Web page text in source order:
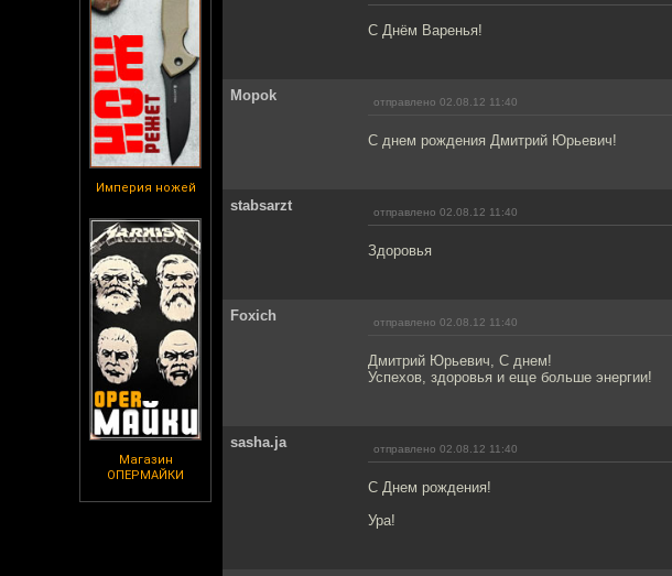
Империя ножей
Магазин
ОПЕРМАЙКИ
С Днём Варенья!
Mopok отправлено 02.08.12 11:40
С днем рождения Дмитрий Юрьевич!
stabsarzt отправлено 02.08.12 11:40
Здоровья
Foxich отправлено 02.08.12 11:40
Дмитрий Юрьевич, С днем!
Успехов, здоровья и еще больше энергии!
sasha.ja отправлено 02.08.12 11:40
С Днем рождения!
Ура!